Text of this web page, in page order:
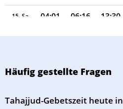
15, Sa 04:01 06:16 13:30
16, So 04:04 06:17 13:30
19, Mi 04:11 06:22 13:29
Häufig gestellte Fragen
Tahajjud-Gebetszeit heute